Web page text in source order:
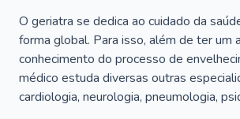
O geriatra se dedica ao cuidado da
forma global. Para isso, além de ter um
conhecimento do processo de
médico estuda diversas outras
cardiologia, neurologia, pneumologia,